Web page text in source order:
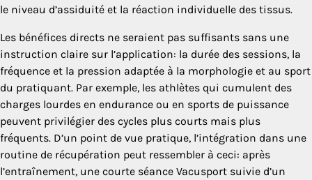
le niveau d’assiduité et la réaction individuelle des tissus.
Les bénéfices directs ne seraient pas suffisants sans une
instruction claire sur l’application: la durée des sessions, la
fréquence et la pression adaptée à la morphologie et au sport
du pratiquant. Par exemple, les athlètes qui cumulent des
charges lourdes en endurance ou en sports de puissance
peuvent privilégier des cycles plus courts mais plus
fréquents. D’un point de vue pratique, l’intégration dans une
routine de récupération peut ressembler à ceci: après
l’entraînement, une courte séance Vacusport suivie d’un